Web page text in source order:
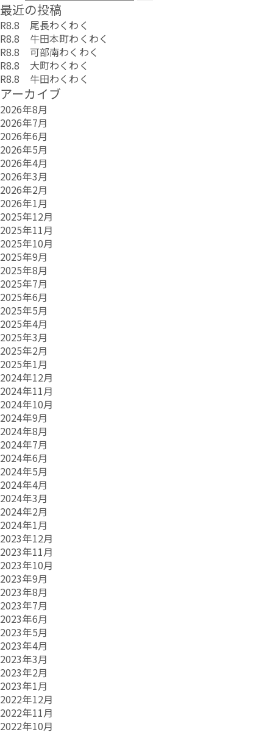
最近の投稿
R8.8 尾長わくわく
R8.8 牛田本町わくわく
R8.8 可部南わくわく
R8.8 大町わくわく
R8.8 牛田わくわく
アーカイブ
2026年8月
2026年7月
2026年6月
2026年5月
2026年4月
2026年3月
2026年2月
2026年1月
2025年12月
2025年11月
2025年10月
2025年9月
2025年8月
2025年7月
2025年6月
2025年5月
2025年4月
2025年3月
2025年2月
2025年1月
2024年12月
2024年11月
2024年10月
2024年9月
2024年8月
2024年7月
2024年6月
2024年5月
2024年4月
2024年3月
2024年2月
2024年1月
2023年12月
2023年11月
2023年10月
2023年9月
2023年8月
2023年7月
2023年6月
2023年5月
2023年4月
2023年3月
2023年2月
2023年1月
2022年12月
2022年11月
2022年10月